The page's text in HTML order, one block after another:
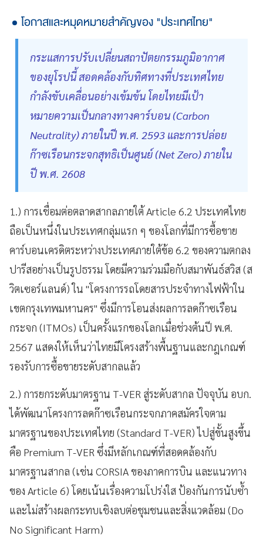
โอกาสและหมุดหมายสำคัญของ "ประเทศไทย"
กระแสการปรับเปลี่ยนสถาปัตยกรรมภูมิอากาศ
ของยุโรปนี้ สอดคล้องกับทิศทางที่ประเทศไทย
กำลังขับเคลื่อนอย่างเข้มข้น โดยไทยมีเป้า
หมายความเป็นกลางทางคาร์บอน (Carbon
Neutrality) ภายในปี พ.ศ. 2593 และการปล่อย
ก๊าซเรือนกระจกสุทธิเป็นศูนย์ (Net Zero) ภายใน
ปี พ.ศ. 2608
1.) การเชื่อมต่อตลาดสากลภายใต้ Article 6.2 ประเทศไทย
ถือเป็นหนึ่งในประเทศกลุ่มแรก ๆ ของโลกที่มีการซื้อขาย
คาร์บอนเครดิตระหว่างประเทศภายใต้ข้อ 6.2 ของความตกลง
ปารีสอย่างเป็นรูปธรรม โดยมีความร่วมมือกับสมาพันธ์สวิส (ส
วิตเซอร์แลนด์) ใน "โครงการรถโดยสารประจำทางไฟฟ้าใน
เขตกรุงเทพมหานคร" ซึ่งมีการโอนส่งผลการลดก๊าซเรือน
กระจก (ITMOs) เป็นครั้งแรกของโลกเมื่อช่วงต้นปี พ.ศ.
2567 แสดงให้เห็นว่าไทยมีโครงสร้างพื้นฐานและกฎเกณฑ์
รองรับการซื้อขายระดับสากลแล้ว
2.) การยกระดับมาตรฐาน T-VER สู่ระดับสากล ปัจจุบัน อบก.
ได้พัฒนาโครงการลดก๊าซเรือนกระจกภาคสมัครใจตาม
มาตรฐานของประเทศไทย (Standard T-VER) ไปสู่ขั้นสูงขึ้น
คือ Premium T-VER ซึ่งมีหลักเกณฑ์ที่สอดคล้องกับ
มาตรฐานสากล (เช่น CORSIA ของภาคการบิน และแนวทาง
ของ Article 6) โดยเน้นเรื่องความโปร่งใส ป้องกันการนับซ้ำ
และไม่สร้างผลกระทบเชิงลบต่อชุมชนและสิ่งแวดล้อม (Do
No Significant Harm)